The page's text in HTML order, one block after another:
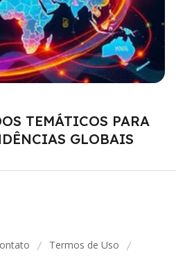
TEMÁTICOS PARA
GLOBAIS
/ Termos de Uso /